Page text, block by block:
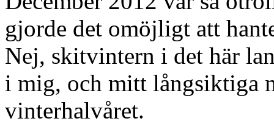
gjorde det omöjligt att
Nej, skitvintern i det här
i mig, och mitt långsiktiga
vinterhalvåret.